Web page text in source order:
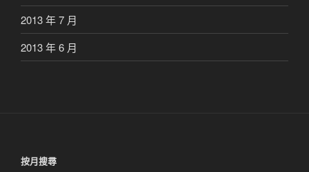
2013 年 7 月
2013 年 6 月
按月搜尋